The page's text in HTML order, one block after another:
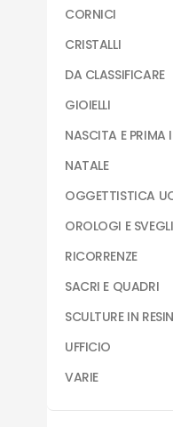
CORNICI
CRISTALLI
DA CLASSIFICARE
GIOIELLI
NASCITA E PRIMA
NATALE
OGGETTISTICA
OROLOGI E
RICORRENZE
SACRI E QUADRI
SCULTURE IN
UFFICIO
VARIE